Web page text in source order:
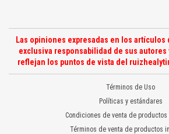
Las opiniones expresadas en los artículos
exclusiva responsabilidad de sus autores
reflejan los puntos de vista del
Términos de Uso
Políticas y estándares
Condiciones de venta de
Términos de venta de productos